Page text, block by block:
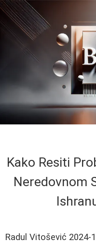
Kako Resiti
Neredovnom
Radul Vitošević 2024-